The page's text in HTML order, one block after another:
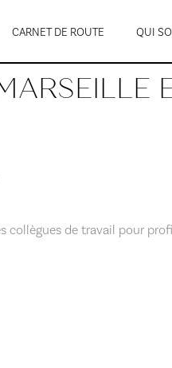
CARNET DE ROUTE QUI
de travail pour